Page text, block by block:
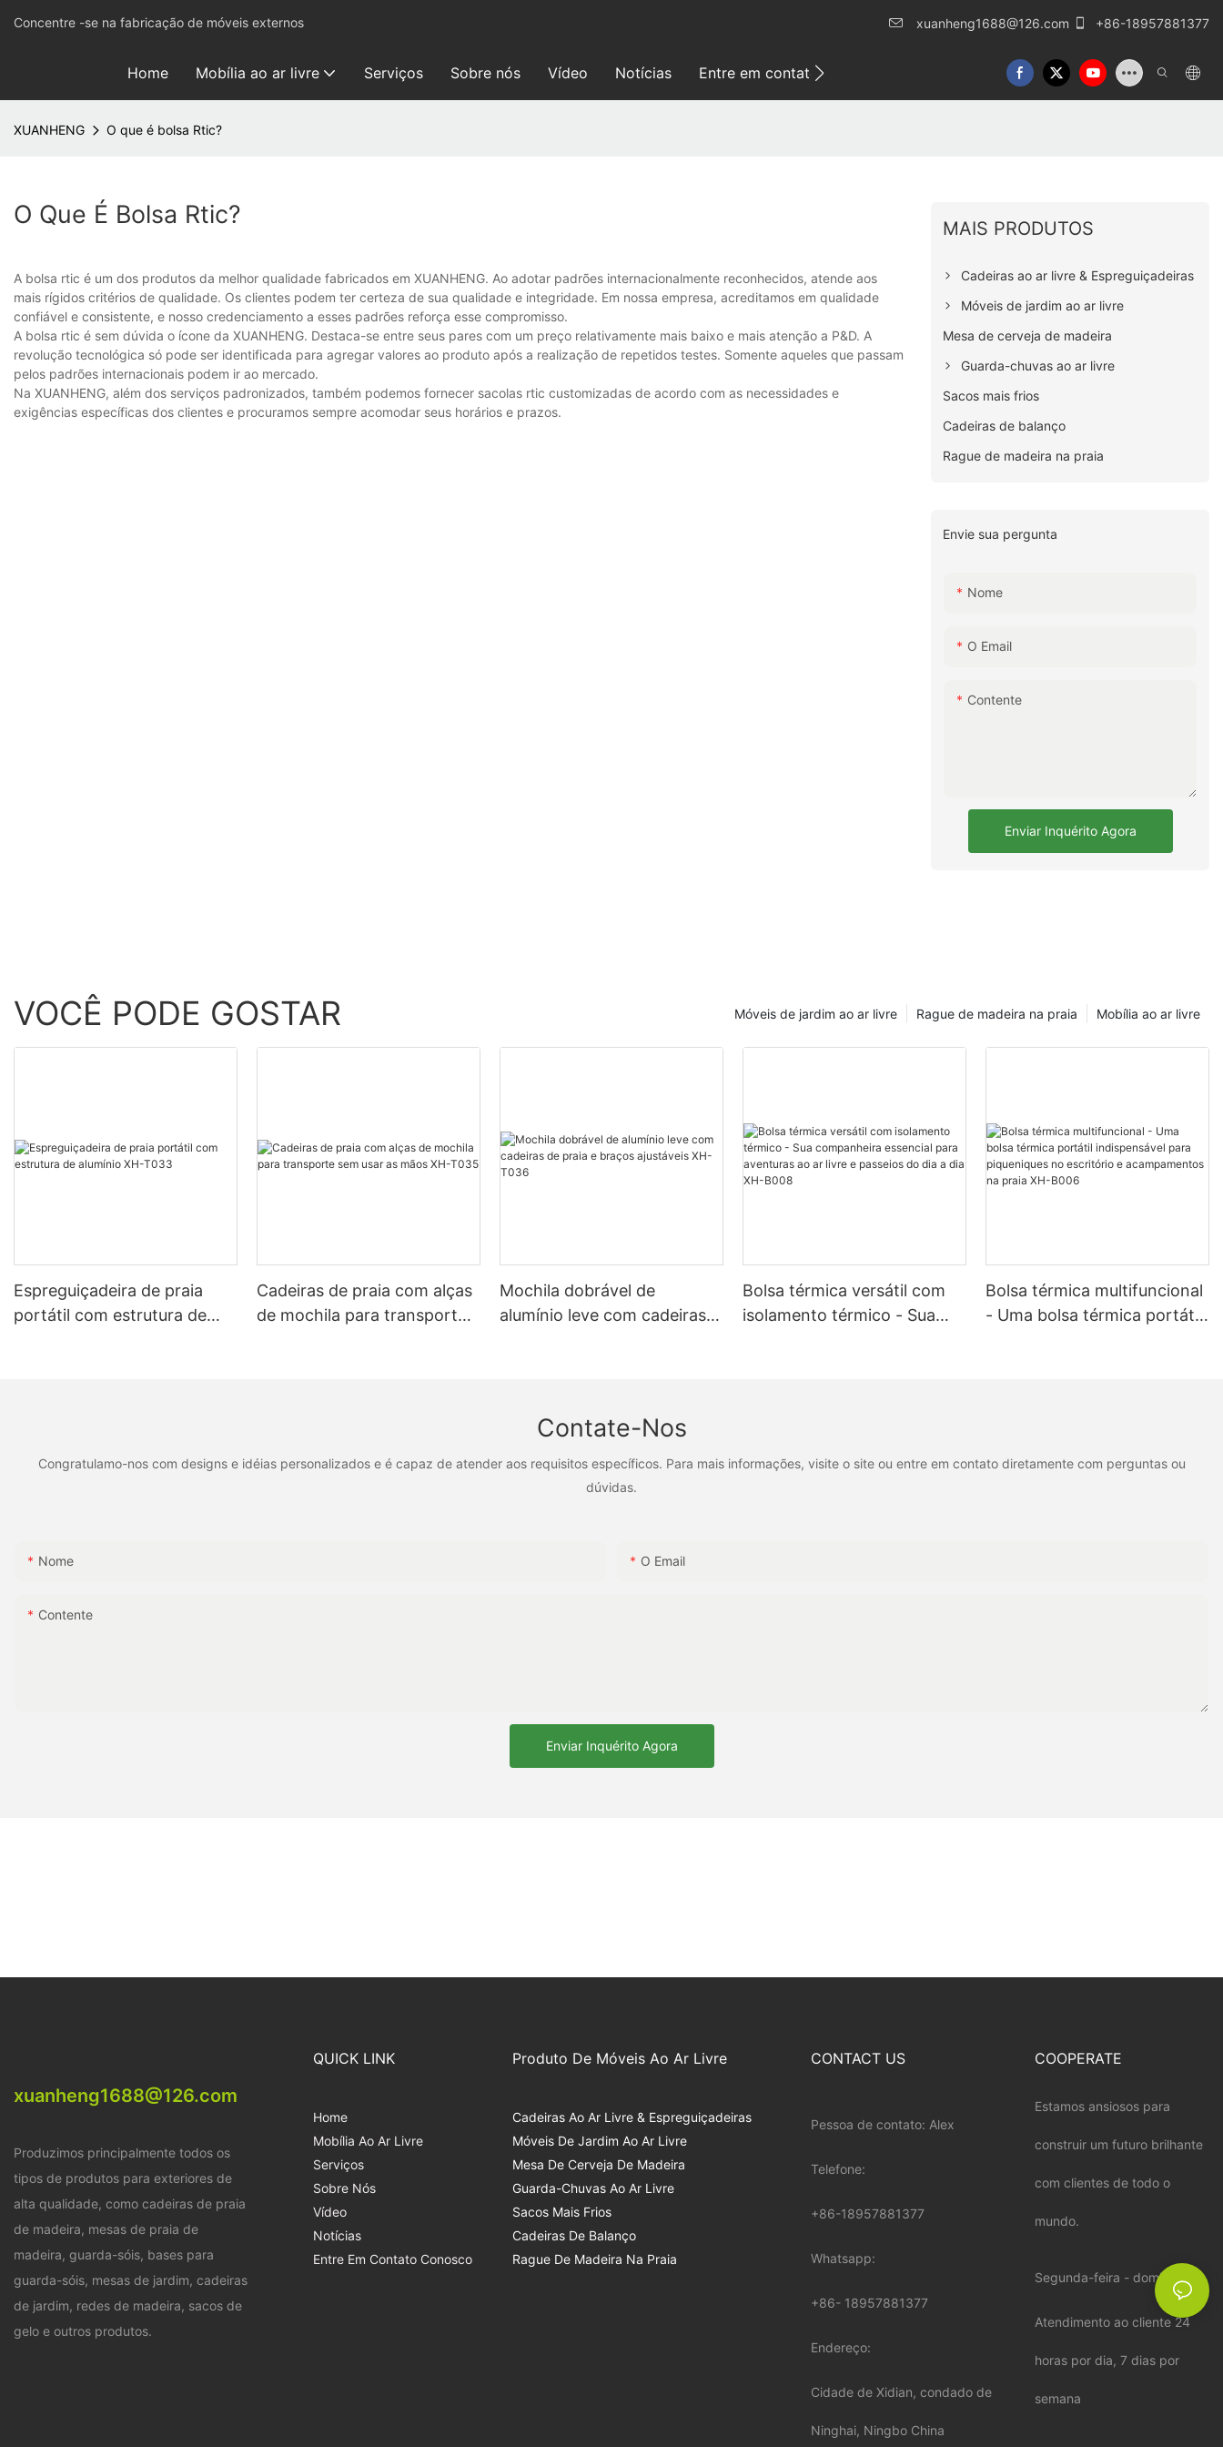
Concentre -se na fabricação de móveis externos xuanheng1688@126.com +86-18957881377
Home Mobília ao ar livre Serviços Sobre nós Vídeo Notícias Entre em contato conosco
XUANHENG O que é bolsa Rtic?
O Que É Bolsa Rtic?
A bolsa rtic é um dos produtos da melhor qualidade fabricados em XUANHENG. Ao adotar padrões internacionalmente reconhecidos, atende aos
mais rígidos critérios de qualidade. Os clientes podem ter certeza de sua qualidade e integridade. Em nossa empresa, acreditamos em qualidade
confiável e consistente, e nosso credenciamento a esses padrões reforça esse compromisso.
A bolsa rtic é sem dúvida o ícone da XUANHENG. Destaca-se entre seus pares com um preço relativamente mais baixo e mais atenção a P&D. A
revolução tecnológica só pode ser identificada para agregar valores ao produto após a realização de repetidos testes. Somente aqueles que passam
pelos padrões internacionais podem ir ao mercado.
Na XUANHENG, além dos serviços padronizados, também podemos fornecer sacolas rtic customizadas de acordo com as necessidades e
exigências específicas dos clientes e procuramos sempre acomodar seus horários e prazos.
MAIS PRODUTOS
Cadeiras ao ar livre & Espreguiçadeiras
Móveis de jardim ao ar livre
Mesa de cerveja de madeira
Guarda-chuvas ao ar livre
Sacos mais frios
Cadeiras de balanço
Rague de madeira na praia
Envie sua pergunta
Nome
O Email
Contente
Enviar Inquérito Agora
VOCÊ PODE GOSTAR Mobília ao ar livre
Rague de madeira na praia
Móveis de jardim ao ar livre
Espreguiçadeira de praia
portátil com estrutura de
Cadeiras de praia com alças
de mochila para transporte
Mochila dobrável de
alumínio leve com cadeiras
Bolsa térmica versátil com
isolamento térmico - Sua
Bolsa térmica multifuncional
- Uma bolsa térmica portátil
Contate-Nos
Congratulamo-nos com designs e idéias personalizados e é capaz de atender aos requisitos específicos. Para mais informações, visite o site ou entre em contato diretamente com perguntas ou
dúvidas.
Nome O Email
Contente
Enviar Inquérito Agora
xuanheng1688@126.com
Produzimos principalmente todos os
tipos de produtos para exteriores de
alta qualidade, como cadeiras de praia
de madeira, mesas de praia de
madeira, guarda-sóis, bases para
guarda-sóis, mesas de jardim, cadeiras
de jardim, redes de madeira, sacos de
gelo e outros produtos.
QUICK LINK
Home
Mobília Ao Ar Livre
Serviços
Sobre Nós
Vídeo
Notícias
Entre Em Contato Conosco
Produto De Móveis Ao Ar Livre
Cadeiras Ao Ar Livre & Espreguiçadeiras
Móveis De Jardim Ao Ar Livre
Mesa De Cerveja De Madeira
Guarda-Chuvas Ao Ar Livre
Sacos Mais Frios
Cadeiras De Balanço
Rague De Madeira Na Praia
CONTACT US
Pessoa de contato: Alex
Telefone:
+86-18957881377
Whatsapp:
+86- 18957881377
Endereço:
Cidade de Xidian, condado de
Ninghai, Ningbo China
COOPERATE
Estamos ansiosos para
construir um futuro brilhante
com clientes de todo o
mundo.
Segunda-feira - domingo:
Atendimento ao cliente 24
horas por dia, 7 dias por
semana